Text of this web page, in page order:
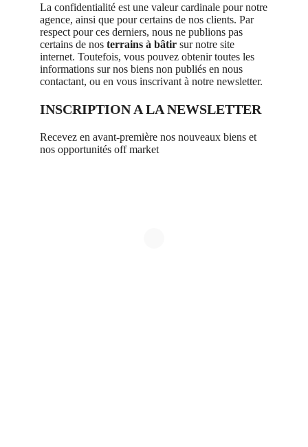
La confidentialité est une valeur cardinale pour notre
agence, ainsi que pour certains de nos clients. Par
respect pour ces derniers, nous ne publions pas
certains de nos terrains à bâtir sur notre site
internet. Toutefois, vous pouvez obtenir toutes les
informations sur nos biens non publiés en nous
contactant, ou en vous inscrivant à notre newsletter.
INSCRIPTION A LA NEWSLETTER
Recevez en avant-première nos nouveaux biens et
nos opportunités off market